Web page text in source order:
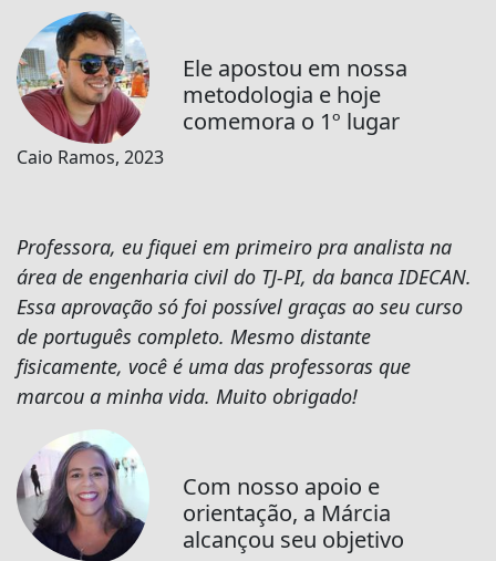
Ele apostou em nossa
metodologia e hoje
comemora o 1º lugar
Caio Ramos, 2023
Professora, eu fiquei em primeiro pra analista na
área de engenharia civil do TJ-PI, da banca IDECAN.
Essa aprovação só foi possível graças ao seu curso
de português completo. Mesmo distante
fisicamente, você é uma das professoras que
marcou a minha vida. Muito obrigado!
Com nosso apoio e
orientação, a Márcia
alcançou seu objetivo